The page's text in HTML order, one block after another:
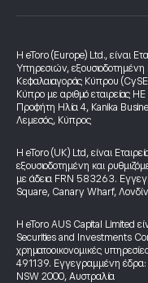
Η eToro (Europe) Ltd., είναι
Υπηρεσιών, εξουσιοδοτημένη
Κεφαλαιαγοράς Κύπρου
Κύπρο με αριθμό εταιρείας
Προφήτη Ηλία 4, Kanika
Λεμεσός, Κύπρος
Η eToro (UK) Ltd, είναι
εξουσιοδοτημένη και
με άδεια FRN 583263.
Square, Canary Wharf,
Η eToro AUS Capital Limited
Securities and Investments
χρηματοοικονομικές
491139. Εγγεγραμμένη έδρα:
NSW 2000, Αυστραλία